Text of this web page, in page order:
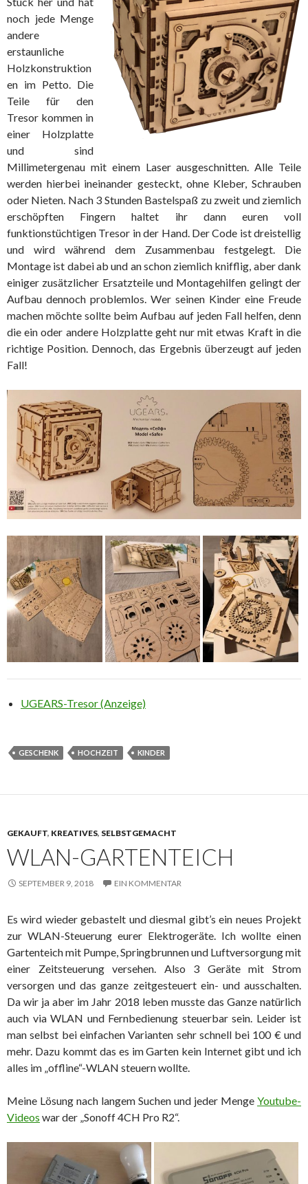
noch jede Menge
andere
erstaunliche
Holzkonstruktion
en im Petto. Die
Teile für den
Tresor kommen in
einer Holzplatte
und sind
Millimetergenau mit einem Laser ausgeschnitten. Alle Teile
werden hierbei ineinander gesteckt, ohne Kleber, Schrauben
oder Nieten. Nach 3 Stunden Bastelspaß zu zweit und ziemlich
erschöpften Fingern haltet ihr dann euren voll
funktionstüchtigen Tresor in der Hand. Der Code ist dreistellig
und wird während dem Zusammenbau festgelegt. Die
Montage ist dabei ab und an schon ziemlich knifflig, aber dank
einiger zusätzlicher Ersatzteile und Montagehilfen gelingt der
Aufbau dennoch problemlos. Wer seinen Kinder eine Freude
machen möchte sollte beim Aufbau auf jeden Fall helfen, denn
die ein oder andere Holzplatte geht nur mit etwas Kraft in die
richtige Position. Dennoch, das Ergebnis überzeugt auf jeden
Fall!
UGEARS-Tresor (Anzeige)
GESCHENK HOCHZEIT KINDER
GEKAUFT, KREATIVES, SELBSTGEMACHT
WLAN-GARTENTEICH
SEPTEMBER 9, 2018 EIN KOMMENTAR
Es wird wieder gebastelt und diesmal gibt’s ein neues Projekt
zur WLAN-Steuerung eurer Elektrogeräte. Ich wollte einen
Gartenteich mit Pumpe, Springbrunnen und Luftversorgung mit
einer Zeitsteuerung versehen. Also 3 Geräte mit Strom
versorgen und das ganze zeitgesteuert ein- und ausschalten.
Da wir ja aber im Jahr 2018 leben musste das Ganze natürlich
auch via WLAN und Fernbedienung steuerbar sein. Leider ist
man selbst bei einfachen Varianten sehr schnell bei 100 € und
mehr. Dazu kommt das es im Garten kein Internet gibt und ich
alles im „offline“-WLAN steuern wollte.
Meine Lösung nach langem Suchen und jeder Menge Youtube-
Videos war der „Sonoff 4CH Pro R2“.